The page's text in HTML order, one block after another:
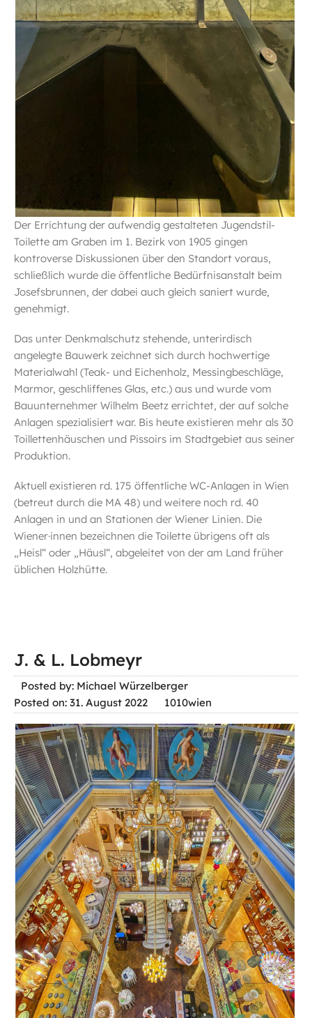
Der Errichtung der aufwendig gestalteten Jugendstil-
Toilette am Graben im 1. Bezirk von 1905 gingen
kontroverse Diskussionen über den Standort voraus,
schließlich wurde die öffentliche Bedürfnisanstalt beim
Josefsbrunnen, der dabei auch gleich saniert wurde,
genehmigt.
Das unter Denkmalschutz stehende, unterirdisch
angelegte Bauwerk zeichnet sich durch hochwertige
Materialwahl (Teak- und Eichenholz, Messingbeschläge,
Marmor, geschliffenes Glas, etc.) aus und wurde vom
Bauunternehmer Wilhelm Beetz errichtet, der auf solche
Anlagen spezialisiert war. Bis heute existieren mehr als 30
Toillettenhäuschen und Pissoirs im Stadtgebiet aus seiner
Produktion.
Aktuell existieren rd. 175 öffentliche WC-Anlagen in Wien
(betreut durch die MA 48) und weitere noch rd. 40
Anlagen in und an Stationen der Wiener Linien. Die
Wiener·innen bezeichnen die Toilette übrigens oft als
„Heisl“ oder „Häusl“, abgeleitet von der am Land früher
üblichen Holzhütte.
J. & L. Lobmeyr
Posted by: Michael Würzelberger
Posted on: 31. August 2022
1010wien